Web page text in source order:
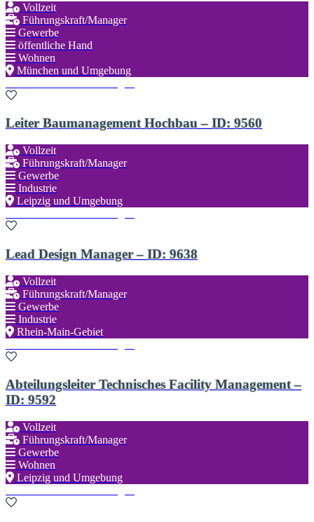
Vollzeit
Führungskraft/Manager
Gewerbe
öffentliche Hand
Wohnen
München und Umgebung
Leiter Baumanagement Hochbau – ID: 9560
Vollzeit
Führungskraft/Manager
Gewerbe
Industrie
Leipzig und Umgebung
Lead Design Manager – ID: 9638
Vollzeit
Führungskraft/Manager
Gewerbe
Industrie
Rhein-Main-Gebiet
Abteilungsleiter Technisches Facility Management –
ID: 9592
Vollzeit
Führungskraft/Manager
Gewerbe
Wohnen
Leipzig und Umgebung